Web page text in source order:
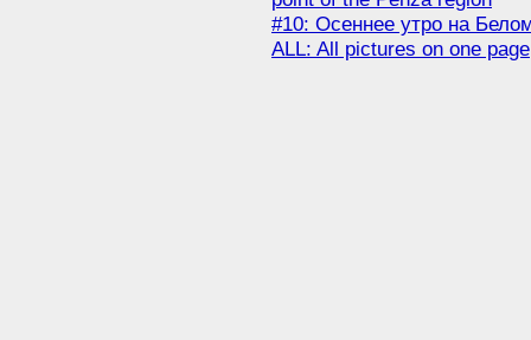
#10: Осеннее утро на
ALL: All pictures on one page